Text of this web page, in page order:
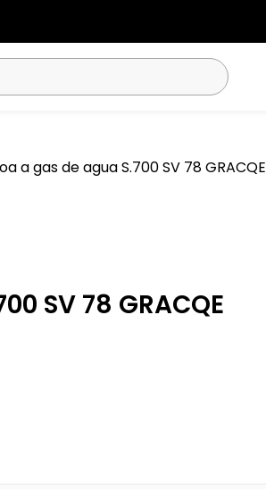
a gas de agua S.700 SV 78 GRACQE
SV 78 GRACQE